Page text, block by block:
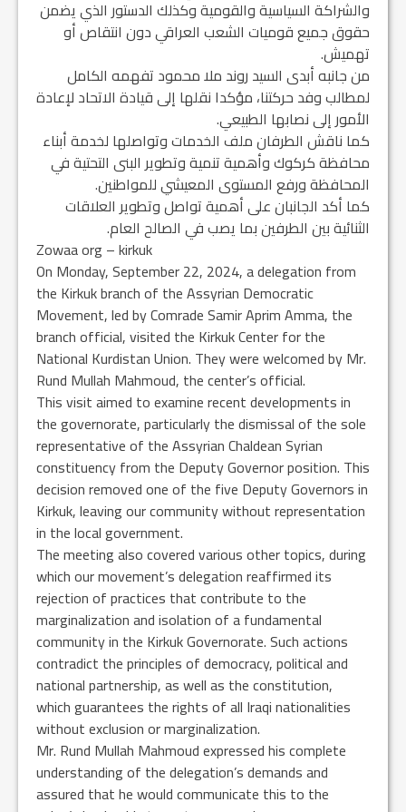
والشراكة السياسية والقومية وكذلك الدستور الذي يضمن
حقوق جميع قوميات الشعب العراقي دون انتقاص أو
تهميش.
من جانبه أبدى السيد روند ملا محمود تفهمه الكامل
لمطالب وفد حركتنا، مؤكدا نقلها إلى قيادة الاتحاد لإعادة
الأمور إلى نصابها الطبيعي.
كما ناقش الطرفان ملف الخدمات وتواصلها لخدمة أبناء
محافظة كركوك وأهمية تنمية وتطوير البنى التحتية في
المحافظة ورفع المستوى المعيشي للمواطنين.
كما أكد الجانبان على أهمية تواصل وتطوير العلاقات
الثنائية بين الطرفين بما يصب في الصالح العام.
Zowaa org – kirkuk
On Monday, September 22, 2024, a delegation from
the Kirkuk branch of the Assyrian Democratic
Movement, led by Comrade Samir Aprim Amma, the
branch official, visited the Kirkuk Center for the
National Kurdistan Union. They were welcomed by Mr.
Rund Mullah Mahmoud, the center’s official.
This visit aimed to examine recent developments in
the governorate, particularly the dismissal of the sole
representative of the Assyrian Chaldean Syrian
constituency from the Deputy Governor position. This
decision removed one of the five Deputy Governors in
Kirkuk, leaving our community without representation
in the local government.
The meeting also covered various other topics, during
which our movement’s delegation reaffirmed its
rejection of practices that contribute to the
marginalization and isolation of a fundamental
community in the Kirkuk Governorate. Such actions
contradict the principles of democracy, political and
national partnership, as well as the constitution,
which guarantees the rights of all Iraqi nationalities
without exclusion or marginalization.
Mr. Rund Mullah Mahmoud expressed his complete
understanding of the delegation’s demands and
assured that he would communicate this to the